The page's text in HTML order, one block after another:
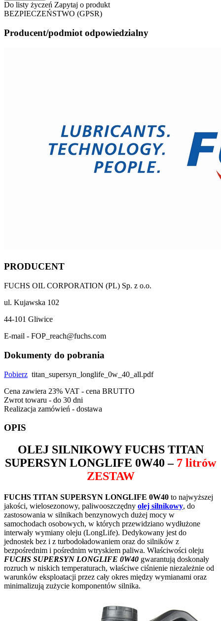
Do listy życzeń Zapytaj o produkt
BEZPIECZEŃSTWO (GPSR)
Producent/podmiot odpowiedzialny
PRODUCENT
FUCHS OIL CORPORATION (PL) Sp. z o.o.
ul. Kujawska 102
44-101 Gliwice
E-mail - FOP_reach@fuchs.com
Dokumenty do pobrania
Pobierz titan_supersyn_longlife_0w_40_all.pdf
Cena zawiera 23% VAT - cena BRUTTO
Zwrot towaru - do 30 dni
Realizacja zamówień - dostawa
OPIS
OLEJ SILNIKOWYFUCHS TITAN
SUPERSYN LONGLIFE 0W40 – 7 litrów
ZESTAW
FUCHS TITAN SUPERSYN LONGLIFE 0W40 to najwyższej
jakości, wielosezonowy, paliwooszczędny olej silnikowy, do
zastosowania w silnikach benzynowych dużej mocy w
samochodach osobowych, w których przewidziano wydłużone
interwały wymiany oleju (LongLife). Dedykowany jest do
jednostek bez i z turbodoładowaniem oraz do silników z
bezpośrednim i pośrednim wtryskiem paliwa. Właściwości oleju
FUCHS SUPERSYN LONGLIFE 0W40 gwarantują doskonały
rozruch w niskich temperaturach, właściwe ciśnienie niezależnie od
warunków eksploatacji przez cały okres między wymianami oraz
minimalizują zużycie komponentów silnika.